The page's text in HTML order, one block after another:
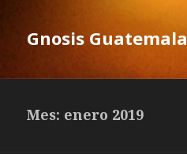
Gnosis Guatemala
Mes: enero 2019